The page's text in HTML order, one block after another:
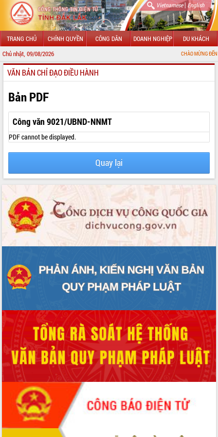
Vietnamese| English
TRANG CHỦ CHÍNH QUYỀN CÔNG DÂN DOANH NGHIỆP DU KHÁCH
Chủ nhật, 09/08/2026 CHÀO MỪNG ĐẾN VỚI
GIỚI THIỆU
LÃNH ĐẠO UBND TỈNH
TIN TỨC SỰ KIỆN
SỞ, BAN, NGÀNH
UBND CÁC XÃ, PHƯỜNG
THÔNG TIN CHỈ ĐẠO ĐIỀU HÀNH
VĂN BẢN HĐND TỈNH
ĐIỂM TIN VĂN BẢN
VĂN BẢN CHỈ ĐẠO ĐIỀU HÀNH
Bản PDF
Công văn 9021/UBND-NNMT
PDF cannot be displayed.
Quay lại